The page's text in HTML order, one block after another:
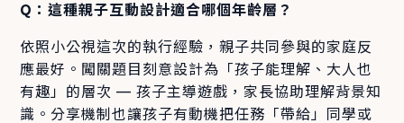
Q：這種親子互動設計適合哪個年齡層？
依照小公視這次的執行經驗，親子共同參與的家庭反
應最好。闖關題目刻意設計為「孩子能理解、大人也
有趣」的層次 — 孩子主導遊戲，家長協助理解背景知
識。分享機制也讓孩子有動機把任務「帶給」同學或